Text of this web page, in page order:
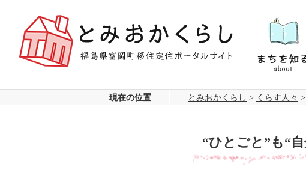
る
現在の位置 とみおかくらし > くらす人々 >
“ひとごと”も“